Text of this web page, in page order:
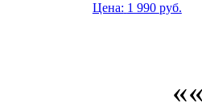
Цена: 1 990 руб.